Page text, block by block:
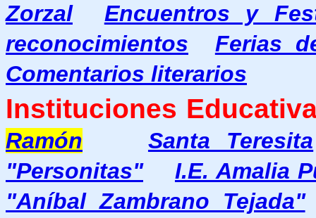
Zorzal
Encuentros y
reconocimientos
Ferias
Comentarios literarios
Instituciones
Ramón
Santa Teresita
"Personitas"
I.E. Amalia
"Aníbal Zambrano Tejada"